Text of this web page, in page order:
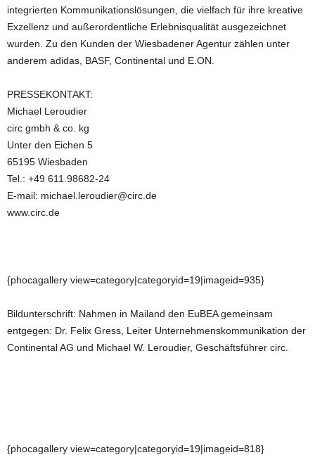
integrierten Kommunikationslösungen, die vielfach für ihre kreative
Exzellenz und außerordentliche Erlebnisqualität ausgezeichnet
wurden. Zu den Kunden der Wiesbadener Agentur zählen unter
anderem adidas, BASF, Continental und E.ON.
PRESSEKONTAKT:
Michael Leroudier
circ gmbh & co. kg
Unter den Eichen 5
65195 Wiesbaden
Tel.: +49 611.98682-24
E-mail: michael.leroudier@circ.de
www.circ.de
{phocagallery view=category|categoryid=19|imageid=935}
Bildunterschrift: Nahmen in Mailand den EuBEA gemeinsam
entgegen: Dr. Felix Gress, Leiter Unternehmenskommunikation der
Continental AG und Michael W. Leroudier, Geschäftsführer circ.
{phocagallery view=category|categoryid=19|imageid=818}